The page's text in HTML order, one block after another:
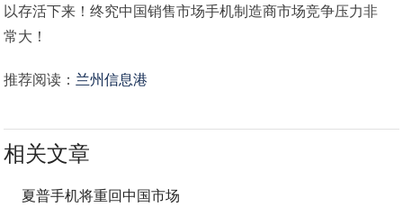
以存活下来！终究中国销售市场手机制造商市场竞争压力非
常大！
推荐阅读： 兰州信息港
相关文章
夏普手机将重回中国市场